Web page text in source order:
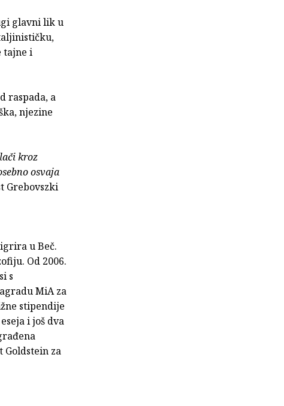
glavni lik u
tajne i
raspada, a
njezine
kroz
osvaja
Grebovszki
u Beč.
Od 2006.
s
MiA za
stipendije
i još dva
za